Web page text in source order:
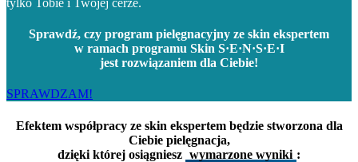
Sprawdź, czy program pielęgnacyjny ze skin ekspertem
w ramach programu Skin S·E·N·S·E·I
jest rozwiązaniem dla Ciebie!
SPRAWDZAM!
Efektem współpracy ze skin ekspertem będzie stworzona dla
Ciebie pielęgnacja,
dzięki której osiągniesz wymarzone wyniki :